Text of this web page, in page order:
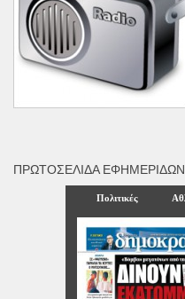
ΠΡΩΤΟΣΈΛΙΔΑ ΕΦΗΜΕΡΊΔΩΝ